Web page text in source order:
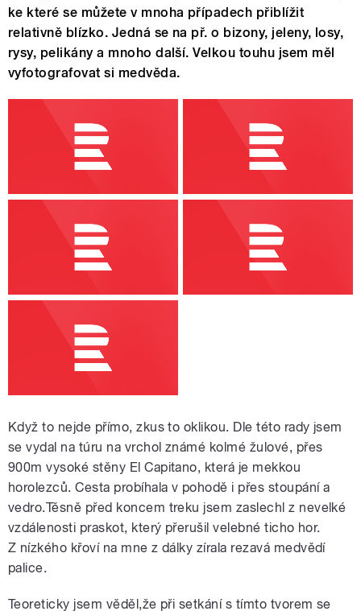
ke které se můžete v mnoha případech přiblížit
relativně blízko. Jedná se na př. o bizony, jeleny, losy,
rysy, pelikány a mnoho další. Velkou touhu jsem měl
vyfotografovat si medvěda.
Když to nejde přímo, zkus to oklikou. Dle této rady jsem
se vydal na túru na vrchol známé kolmé žulové, přes
900m vysoké stěny El Capitano, která je mekkou
horolezců. Cesta probíhala v pohodě i přes stoupání a
vedro.Těsně před koncem treku jsem zaslechl z nevelké
vzdálenosti praskot, který přerušil velebné ticho hor.
Z nízkého křoví na mne z dálky zírala rezavá medvědí
palice.
Teoreticky jsem věděl,že při setkání s tímto tvorem se